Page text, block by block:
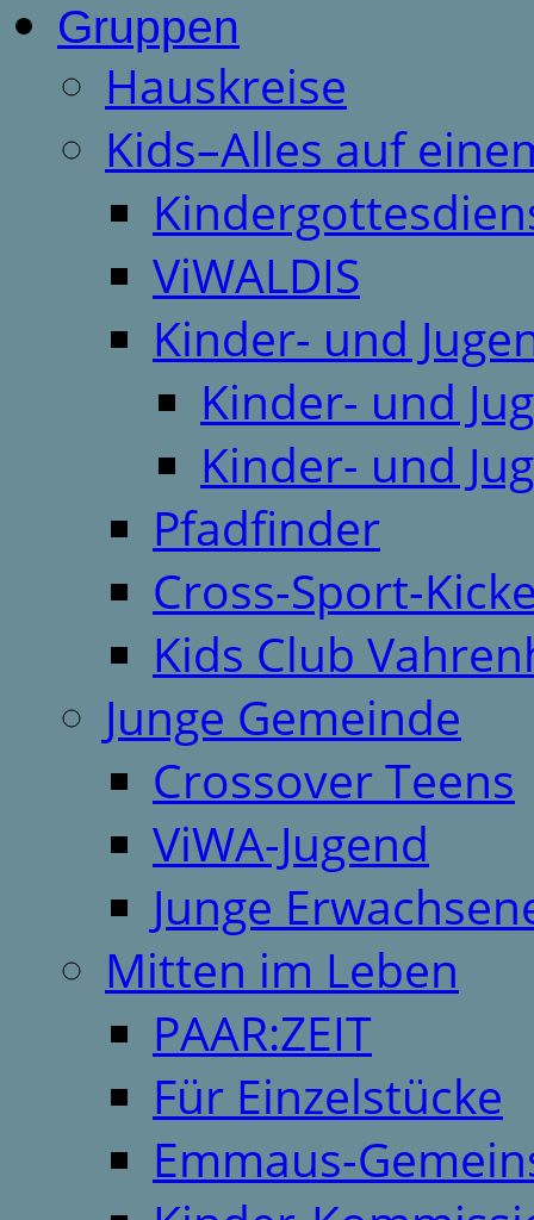
Gruppen
Hauskreise
Kids–Alles auf
ViWALDIS
Kinder- und
Kinder- und
Kinder- und
Pfadfinder
Cross-Sport-
Kids Club
Junge Gemeinde
Crossover Teens
ViWA-Jugend
Junge
Mitten im Leben
PAAR:ZEIT
Für Einzelstücke
Emmaus-